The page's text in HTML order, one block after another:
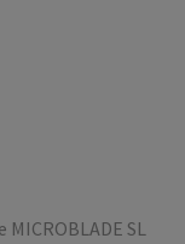
SL